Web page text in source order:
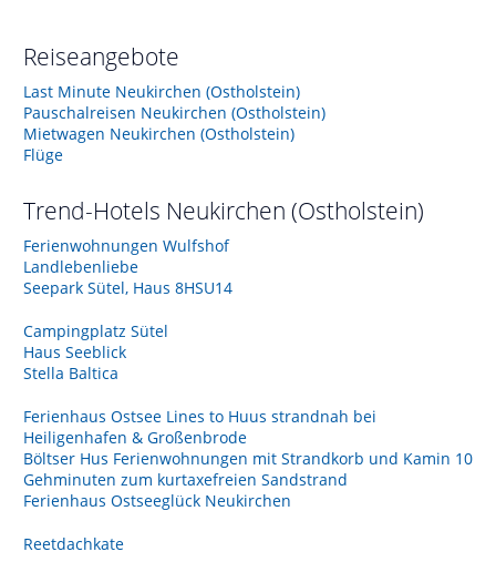
Reiseangebote
Last Minute Neukirchen (Ostholstein)
Pauschalreisen Neukirchen (Ostholstein)
Mietwagen Neukirchen (Ostholstein)
Flüge
Trend-Hotels Neukirchen (Ostholstein)
Ferienwohnungen Wulfshof
Landlebenliebe
Seepark Sütel, Haus 8HSU14
Campingplatz Sütel
Haus Seeblick
Stella Baltica
Ferienhaus Ostsee Lines to Huus strandnah bei
Heiligenhafen & Großenbrode
Böltser Hus Ferienwohnungen mit Strandkorb und Kamin 10
Gehminuten zum kurtaxefreien Sandstrand
Ferienhaus Ostseeglück Neukirchen
Reetdachkate